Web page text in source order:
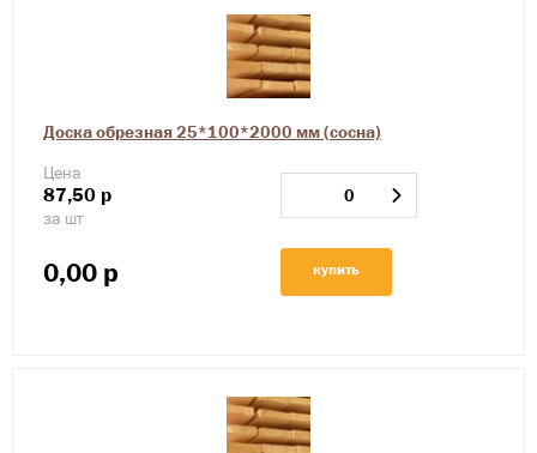
Доска обрезная 25*100*2000 мм (сосна)
Цена
87,50 р
за шт
0,00 р купить